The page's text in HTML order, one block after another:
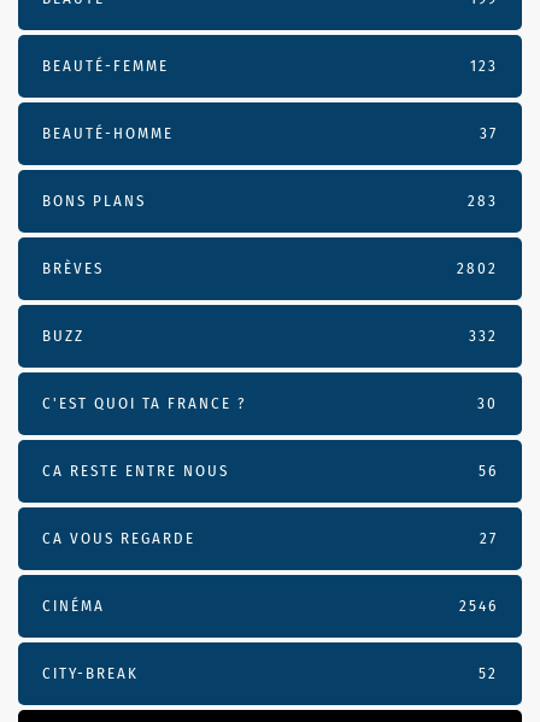
BEAUTÉ-FEMME 123
BEAUTÉ-HOMME 37
BONS PLANS 283
BRÈVES 2802
BUZZ 332
C'EST QUOI TA FRANCE ? 30
CA RESTE ENTRE NOUS 56
CA VOUS REGARDE 27
CINÉMA 2546
CITY-BREAK 52